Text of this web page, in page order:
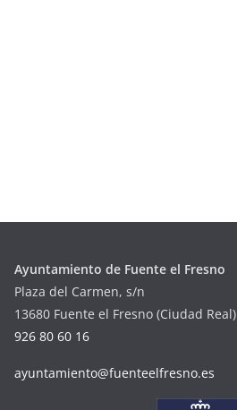
Ayuntamiento de Fuente el Fresno
Plaza del Carmen, s/n
13680 Fuente el Fresno (Ciudad Real)
926 80 60 16
ayuntamiento@fuenteelfresno.es